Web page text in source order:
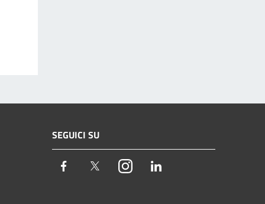
SEGUICI SU
Facebook TwitterInstagram